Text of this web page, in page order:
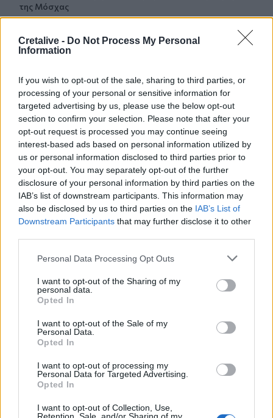
Cretalive - Do Not Process My Personal
Information
If you wish to opt-out of the sale, sharing to third parties, or
processing of your personal or sensitive information for
targeted advertising by us, please use the below opt-out
section to confirm your selection. Please note that after your
opt-out request is processed you may continue seeing
interest-based ads based on personal information utilized by
us or personal information disclosed to third parties prior to
your opt-out. You may separately opt-out of the further
disclosure of your personal information by third parties on the
IAB’s list of downstream participants. This information may
also be disclosed by us to third parties on the IAB’s List of
Downstream Participants that may further disclose it to other
Personal Data Processing Opt Outs
I want to opt-out of the Sharing of my
personal data.
Opted In
I want to opt-out of the Sale of my
Personal Data.
Opted In
I want to opt-out of processing my
Personal Data for Targeted Advertising.
Opted In
I want to opt-out of Collection, Use,
της Μόσχας
ΕΛΜΕΠΑ: Και σε ηλεκτρονική έκδοση τα πρακτικά του
14:39
Ομάδα μεταναστών εντοπίστηκαν στον Άγιο Ιωάννη, στα
Καπετανιανά
14:36
Θέουτα: Ταυτοποιούν τα θύματα της μαζικής εισροής
14:29
Γερμανία: Εθνικό Συμβούλιο Ασφαλείας για το
περιστατικό με drone στο αεροδρόμιο της Λειψίας
Χανιά: Θάνατος 64χρονου σε πισίνα ξενοδοχείου - Μια
σύλληψη
Ισπανία: Εξαρθρώθηκε οργάνωση που διακινούσε
ναρκωτικά και μετανάστες
Πολύ υψηλός κίνδυνος πυρκαγιάς στην Κρήτη το Σάββατο